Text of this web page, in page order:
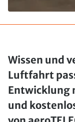
Wissen und
Luftfahrt
Entwicklung
und